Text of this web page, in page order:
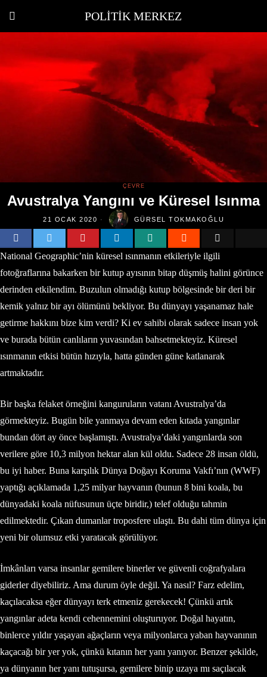
POLITIK MERKEZ
ÇEVRE
Avustralya Yangını ve Küresel Isınma
21 OCAK 2020 GÜRSEL TOKMAKOĞLU
National Geographic’nin küresel ısınmanın etkileriyle ilgili
fotoğraflarına bakarken bir kutup ayısının bitap düşmüş halini görünce
derinden etkilendim. Buzulun olmadığı kutup bölgesinde bir deri bir
kemik yalnız bir ayı ölümünü bekliyor. Bu dünyayı yaşanamaz hale
getirme hakkını bize kim verdi? Ki ev sahibi olarak sadece insan yok
ve burada bütün canlıların yuvasından bahsetmekteyiz. Küresel
ısınmanın etkisi bütün hızıyla, hatta günden güne katlanarak
artmaktadır.
Bir başka felaket örneğini kanguruların vatanı Avustralya’da
görmekteyiz. Bugün bile yanmaya devam eden kıtada yangınlar
bundan dört ay önce başlamıştı. Avustralya’daki yangınlarda son
verilere göre 10,3 milyon hektar alan kül oldu. Sadece 28 insan öldü,
bu iyi haber. Buna karşılık Dünya Doğayı Koruma Vakfı’nın (WWF)
yaptığı açıklamada 1,25 milyar hayvanın (bunun 8 bini koala, bu
dünyadaki koala nüfusunun üçte biridir,) telef olduğu tahmin
edilmektedir. Çıkan dumanlar troposfere ulaştı. Bu dahi tüm dünya için
yeni bir olumsuz etki yaratacak görülüyor.
İmkânları varsa insanlar gemilere binerler ve güvenli coğrafyalara
giderler diyebiliriz. Ama durum öyle değil. Ya nasıl? Farz edelim,
kaçılacaksa eğer dünyayı terk etmeniz gerekecek! Çünkü artık
yangınlar adeta kendi cehennemini oluşturuyor. Doğal hayatın,
binlerce yıldır yaşayan ağaçların veya milyonlarca yaban hayvanının
kaçacağı bir yer yok, çünkü kıtanın her yanı yanıyor. Benzer şekilde,
ya dünyanın her yanı tutuşursa, gemilere binip uzaya mı saçılacak